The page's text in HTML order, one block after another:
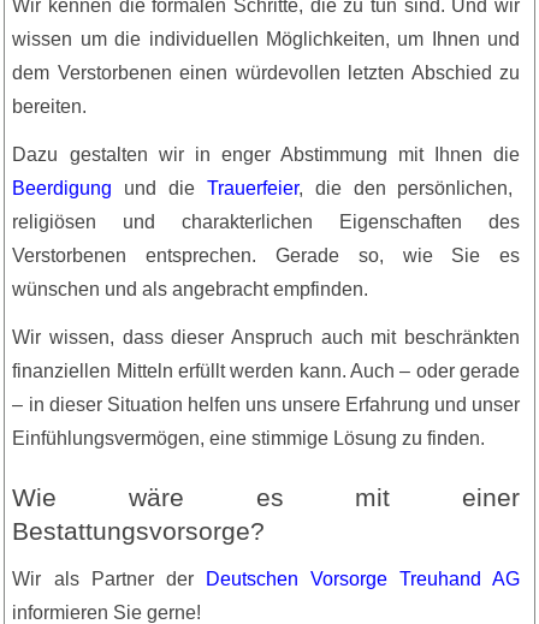
Wir kennen die formalen Schritte, die zu tun sind. Und wir
wissen um die individuellen Möglichkeiten, um Ihnen und
dem Verstorbenen einen würdevollen letzten Abschied zu
bereiten.
Dazu gestalten wir in enger Abstimmung mit Ihnen die
Beerdigung und die Trauerfeier, die den persönlichen,
religiösen und charakterlichen Eigenschaften des
Verstorbenen entsprechen. Gerade so, wie Sie es
wünschen und als angebracht empfinden.
Wir wissen, dass dieser Anspruch auch mit beschränkten
finanziellen Mitteln erfüllt werden kann. Auch – oder gerade
– in dieser Situation helfen uns unsere Erfahrung und unser
Einfühlungsvermögen, eine stimmige Lösung zu finden.
Wie wäre es mit einer
Bestattungsvorsorge?
Wir als Partner der
Deutschen Vorsorge Treuhand AG
informieren Sie gerne!